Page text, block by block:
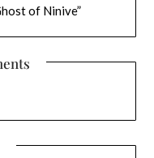
of Ninive”